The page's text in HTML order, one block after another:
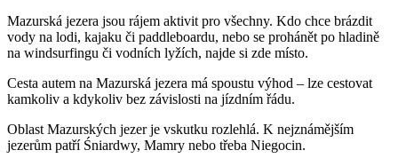
Mazurská jezera jsou rájem aktivit pro všechny. Kdo chce brázdit
vody na lodi, kajaku či paddleboardu, nebo se prohánět po hladině
na windsurfingu či vodních lyžích, najde si zde místo.
Cesta autem na Mazurská jezera má spoustu výhod – lze cestovat
kamkoliv a kdykoliv bez závislosti na jízdním řádu.
Oblast Mazurských jezer je vskutku rozlehlá. K nejznámějším
jezerům patří Śniardwy, Mamry nebo třeba Niegocin.